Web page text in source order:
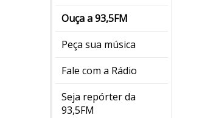
Ouça a 93,5FM
Peça sua música
Fale com a Rádio
Seja repórter da
93,5FM